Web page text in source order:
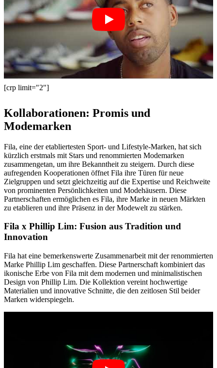
[crp limit="2"]
Kollaborationen: Promis und
Modemarken
Fila, eine der etabliertesten Sport- und Lifestyle-Marken, hat sich
kürzlich erstmals mit Stars und renommierten Modemarken
zusammengetan, um ihre Bekanntheit zu steigern. Durch diese
aufregenden Kooperationen öffnet Fila ihre Türen für neue
Zielgruppen und setzt gleichzeitig auf die Expertise und Reichweite
von prominenten Persönlichkeiten und Modehäusern. Diese
Partnerschaften ermöglichen es Fila, ihre Marke in neuen Märkten
zu etablieren und ihre Präsenz in der Modewelt zu stärken.
Fila x Phillip Lim: Fusion aus Tradition und
Innovation
Fila hat eine bemerkenswerte Zusammenarbeit mit der renommierten
Marke Phillip Lim geschaffen. Diese Partnerschaft kombiniert das
ikonische Erbe von Fila mit dem modernen und minimalistischen
Design von Phillip Lim. Die Kollektion vereint hochwertige
Materialien und innovative Schnitte, die den zeitlosen Stil beider
Marken widerspiegeln.